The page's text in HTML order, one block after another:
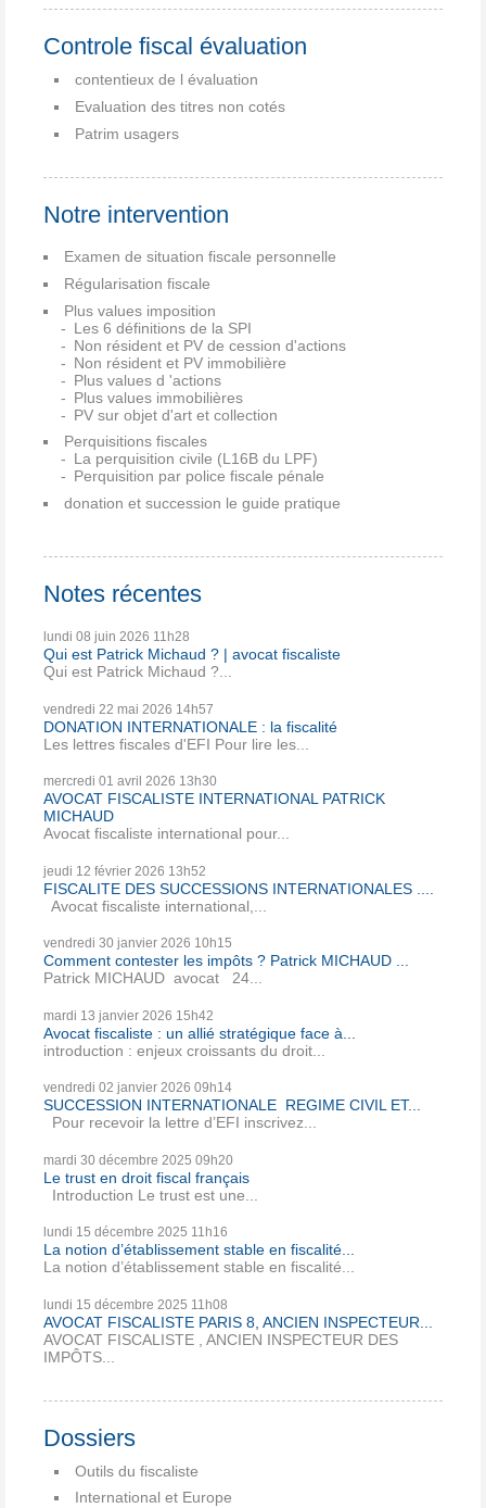
Controle fiscal évaluation
contentieux de l évaluation
Evaluation des titres non cotés
Patrim usagers
Notre intervention
Examen de situation fiscale personnelle
Régularisation fiscale
Plus values imposition
Les 6 définitions de la SPI
Non résident et PV de cession d'actions
Non résident et PV immobilière
Plus values d 'actions
Plus values immobilières
PV sur objet d'art et collection
Perquisitions fiscales
La perquisition civile (L16B du LPF)
Perquisition par police fiscale pénale
donation et succession le guide pratique
Notes récentes
lundi 08 juin 2026 11h28
Qui est Patrick Michaud ? | avocat fiscaliste
Qui est Patrick Michaud ?...
vendredi 22 mai 2026 14h57
DONATION INTERNATIONALE : la fiscalité
Les lettres fiscales d'EFI Pour lire les...
mercredi 01 avril 2026 13h30
AVOCAT FISCALISTE INTERNATIONAL PATRICK
MICHAUD
Avocat fiscaliste international pour...
jeudi 12 février 2026 13h52
FISCALITE DES SUCCESSIONS INTERNATIONALES ....
Avocat fiscaliste international,...
vendredi 30 janvier 2026 10h15
Comment contester les impôts ? Patrick MICHAUD ...
Patrick MICHAUD avocat 24...
mardi 13 janvier 2026 15h42
Avocat fiscaliste : un allié stratégique face à...
introduction : enjeux croissants du droit...
vendredi 02 janvier 2026 09h14
SUCCESSION INTERNATIONALE REGIME CIVIL ET...
Pour recevoir la lettre d’EFI inscrivez...
mardi 30 décembre 2025 09h20
Le trust en droit fiscal français
Introduction Le trust est une...
lundi 15 décembre 2025 11h16
La notion d’établissement stable en fiscalité...
La notion d’établissement stable en fiscalité...
lundi 15 décembre 2025 11h08
AVOCAT FISCALISTE PARIS 8, ANCIEN INSPECTEUR...
AVOCAT FISCALISTE , ANCIEN INSPECTEUR DES
IMPÔTS...
Dossiers
Outils du fiscaliste
International et Europe